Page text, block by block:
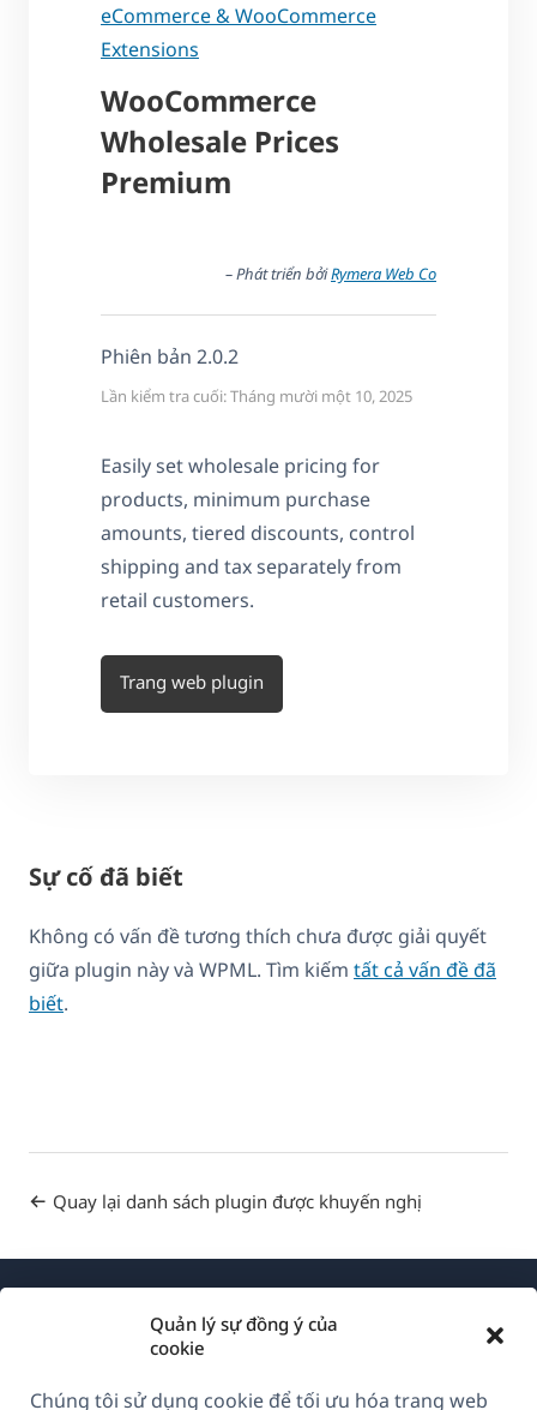
Quản lý sự đồng ý của
cookie
Chúng tôi sử dụng cookie để tối ưu hóa trang web
eCommerce & WooCommerce
Extensions
WooCommerce
Wholesale Prices
Premium
– Phát triển bởiRymera Web Co
Phiên bản 2.0.2
Lần kiểm tra cuối: Tháng mười một 10, 2025
Easily set wholesale pricing for
products, minimum purchase
amounts, tiered discounts, control
shipping and tax separately from
retail customers.
Trang web plugin
Sự cố đã biết
Không có vấn đề tương thích chưa được giải quyết
giữa plugin này và WPML. Tìm kiếm tất cả vấn đề đã
biết.
Quay lại danh sách plugin được khuyến nghị